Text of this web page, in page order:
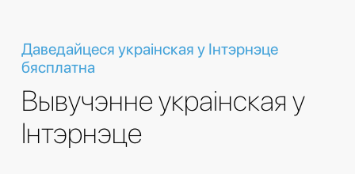
Даведайцеся украінская у Інтэрнэце
бясплатна
Вывучэнне украінская у
Інтэрнэце